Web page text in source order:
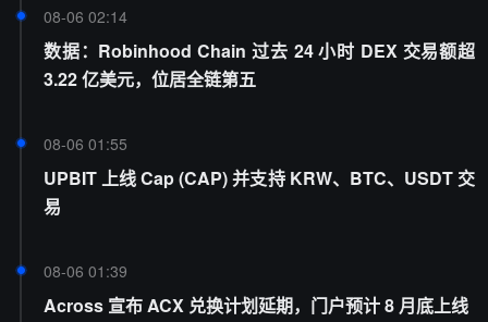
08-06 02:14
数据：Robinhood Chain 过去 24 小时 DEX 交易额超
3.22 亿美元，位居全链第五
08-06 01:55
UPBIT 上线 Cap (CAP) 并支持 KRW、BTC、USDT 交
易
08-06 01:39
Across 宣布 ACX 兑换计划延期，门户预计 8 月底上线